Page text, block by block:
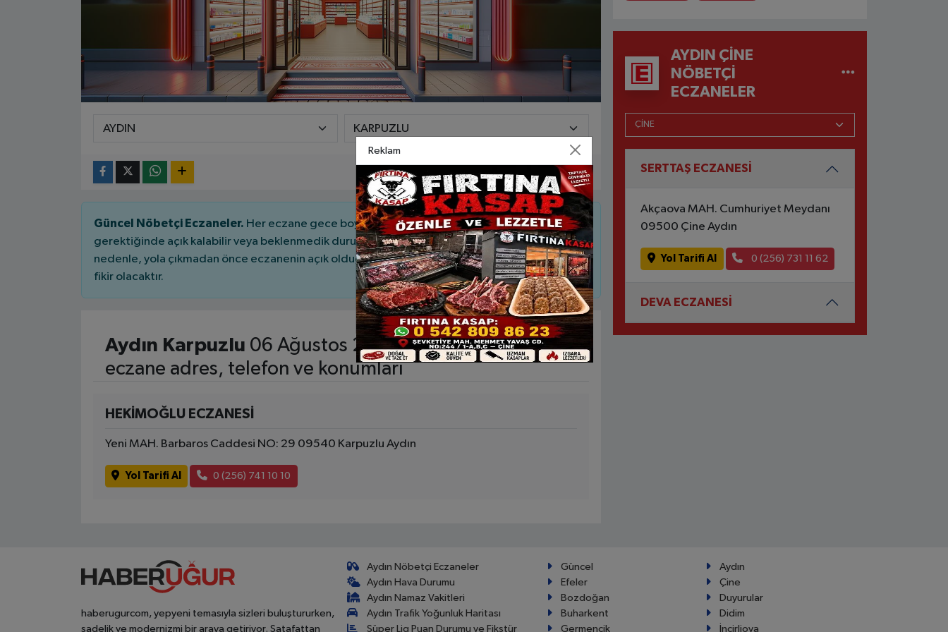
Güncel Nöbetçi Eczaneler. Her eczane gece boyunca açık olmayabilir, bazıları sadece
gerektiğinde açık kalabilir veya beklenmedik durumlar nedeniyle nöbete gelemeyebilir. Bu
nedenle, yola çıkmadan önce eczanenin açık olduğunu telefon aracılığıyla teyit etmeniz iyi bir
fikir olacaktır.
Aydın Karpuzlu 06 Ağustos 2026 Perşembe nöbetçi
eczane adres, telefon ve konumları
HEKİMOĞLU ECZANESİ
Yeni MAH. Barbaros Caddesi NO: 29 09540 Karpuzlu Aydın
Yol Tarifi Al 0 (256) 741 10 10
AYDIN ÇINE
NÖBETÇI
ECZANELER
SERTTAŞ ECZANESİ
Akçaova MAH. Cumhuriyet Meydanı
09500 Çine Aydın
Yol Tarifi Al 0 (256) 731 11 62
DEVA ECZANESİ
haberugurcom, yepyeni temasıyla sizleri buluştururken,
sadelik ve modernizmi bir araya getiriyor. Şatafattan
Aydın Nöbetçi Eczaneler
Aydın Hava Durumu
Aydın Namaz Vakitleri
Aydın Trafik Yoğunluk Haritası
Süper Lig Puan Durumu ve Fikstür
Güncel
Aydın
Efeler
Çine
Bozdoğan
Duyurular
Buharkent
Didim
Germencik
İncirliova
Reklam